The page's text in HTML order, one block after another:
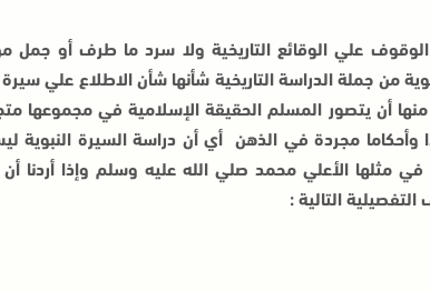
علي الوقائع التاريخية ولا سرد ما طرف أو
من جملة الدراسة التاريخية شأنها شأن الاطلاع علي
منها أن يتصور المسلم الحقيقة الإسلامية في مجموعها
وأحكاما مجردة في الذهن أي أن دراسة السيرة
مثلها الأعلي محمد صلي الله عليه وسلم وإذا أردنا
التالية :